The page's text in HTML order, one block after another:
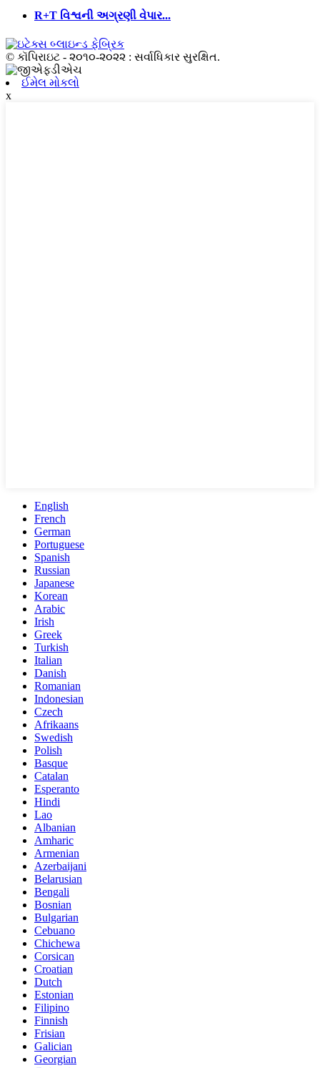
R+T વિશ્વની અગ્રણી વેપાર...
© કૉપિરાઇટ - ૨૦૧૦-૨૦૨૨ : સર્વાધિકાર સુરક્ષિત.
ઈમેલ મોકલો
x
English
French
German
Portuguese
Spanish
Russian
Japanese
Korean
Arabic
Irish
Greek
Turkish
Italian
Danish
Romanian
Indonesian
Czech
Afrikaans
Swedish
Polish
Basque
Catalan
Esperanto
Hindi
Lao
Albanian
Amharic
Armenian
Azerbaijani
Belarusian
Bengali
Bosnian
Bulgarian
Cebuano
Chichewa
Corsican
Croatian
Dutch
Estonian
Filipino
Finnish
Frisian
Galician
Georgian